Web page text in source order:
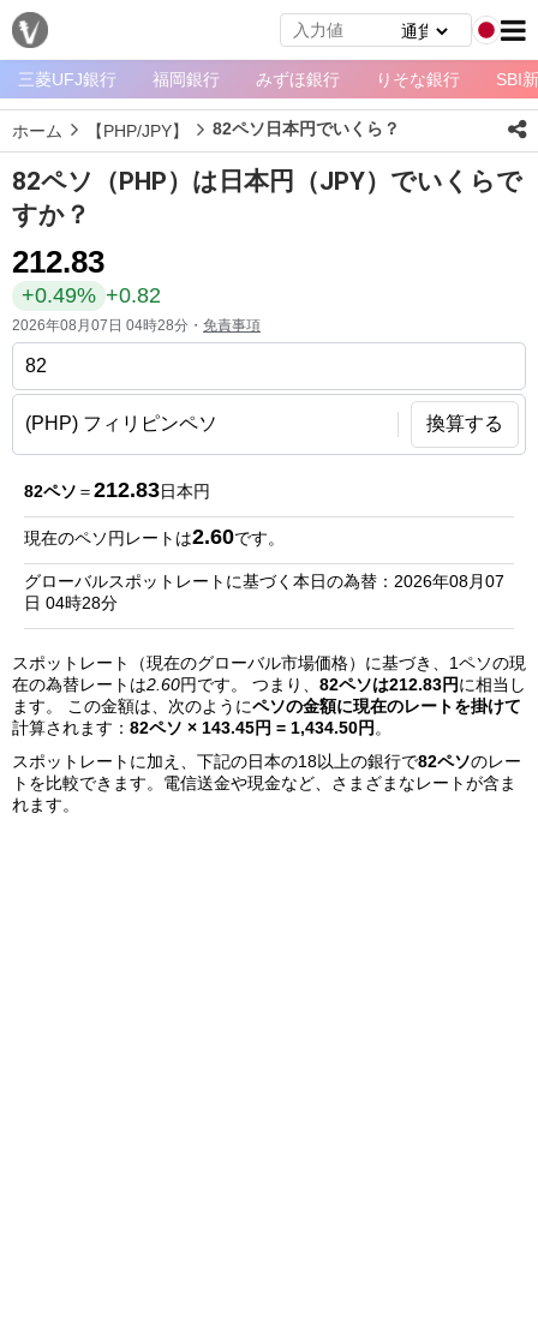
メ
ニ
ュ
ー
ホ
ム
ペ
ー
ジ
通
貨
一
覧
銀
行
リ
ス
ト
三菱UFJ銀行 福岡銀行 みずほ銀行 りそな銀行 SBI
ホーム 【PHP/JPY】 82ペソ日本円でいくら？
82ペソ（PHP）は日本円（JPY）でいくらで
すか？
212.83
+0.49% +0.82
2026年08月07日 04時28分・ 免責事項
換算する
82ペソ ＝212.83日本円
現在のペソ円レートは2.60です。
グローバルスポットレートに基づく本日の為替：2026年08月07
日 04時28分
スポットレート（現在のグローバル市場価格）に基づき、1ペソの現
在の為替レートは2.60円です。 つまり、 82ペソは212.83円に相当し
ます。 この金額は、次のようにペソの金額に現在のレートを掛けて
計算されます： 82ペソ × 143.45円 = 1,434.50円 。
スポットレートに加え、下記の日本の18以上の銀行で82ペソのレー
トを比較できます。電信送金や現金など、さまざまなレートが含ま
れます。